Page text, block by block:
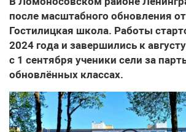
после масштабного обновления
Гостилицкая школа. Работы
2024 года и завершились к
с 1 сентября ученики сели за
обновлённых классах.